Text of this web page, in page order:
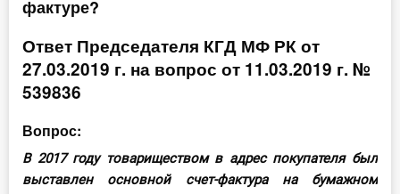
Библиотека бухгалтера
Инструменты
Вебинары
Справочник бухгалтера
фактуре?
Ответ Председателя КГД МФ РК от
27.03.2019 г. на вопрос от 11.03.2019 г. №
539836
Вопрос:
В 2017 году товариществом в адрес покупателя был
выставлен основной счет-фактура на бумажном